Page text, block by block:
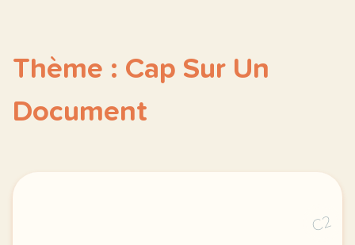
Thème : Cap Sur Un
Document
C2